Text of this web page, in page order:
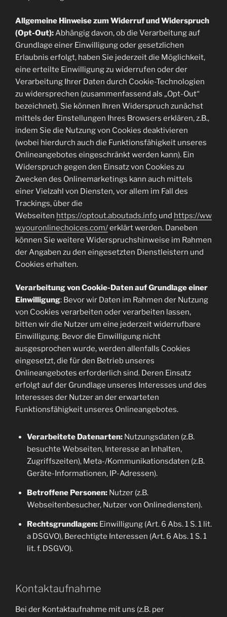
Allgemeine Hinweise zum Widerruf und Widerspruch
(Opt-Out): Abhängig davon, ob die Verarbeitung auf
Grundlage einer Einwilligung oder gesetzlichen
Erlaubnis erfolgt, haben Sie jederzeit die Möglichkeit,
eine erteilte Einwilligung zu widerrufen oder der
Verarbeitung Ihrer Daten durch Cookie-Technologien
zu widersprechen (zusammenfassend als „Opt-Out“
bezeichnet). Sie können Ihren Widerspruch zunächst
mittels der Einstellungen Ihres Browsers erklären, z.B.,
indem Sie die Nutzung von Cookies deaktivieren
(wobei hierdurch auch die Funktionsfähigkeit unseres
Onlineangebotes eingeschränkt werden kann). Ein
Widerspruch gegen den Einsatz von Cookies zu
Zwecken des Onlinemarketings kann auch mittels
einer Vielzahl von Diensten, vor allem im Fall des
Trackings, über die
Webseiten https://optout.aboutads.info und https://ww
w.youronlinechoices.com/erklärt werden. Daneben
können Sie weitere Widerspruchshinweise im Rahmen
der Angaben zu den eingesetzten Dienstleistern und
Cookies erhalten.
Verarbeitung von Cookie-Daten auf Grundlage einer
Einwilligung: Bevor wir Daten im Rahmen der Nutzung
von Cookies verarbeiten oder verarbeiten lassen,
bitten wir die Nutzer um eine jederzeit widerrufbare
Einwilligung. Bevor die Einwilligung nicht
ausgesprochen wurde, werden allenfalls Cookies
eingesetzt, die für den Betrieb unseres
Onlineangebotes erforderlich sind. Deren Einsatz
erfolgt auf der Grundlage unseres Interesses und des
Interesses der Nutzer an der erwarteten
Funktionsfähigkeit unseres Onlineangebotes.
Verarbeitete Datenarten:Nutzungsdaten (z.B.
besuchte Webseiten, Interesse an Inhalten,
Zugriffszeiten), Meta-/Kommunikationsdaten (z.B.
Geräte-Informationen, IP-Adressen).
Betroffene Personen:Nutzer (z.B.
Webseitenbesucher, Nutzer von Onlinediensten).
Rechtsgrundlagen:Einwilligung (Art. 6 Abs. 1 S. 1 lit.
a DSGVO), Berechtigte Interessen (Art. 6 Abs. 1 S. 1
lit. f. DSGVO).
Kontaktaufnahme
Bei der Kontaktaufnahme mit uns (z.B. per